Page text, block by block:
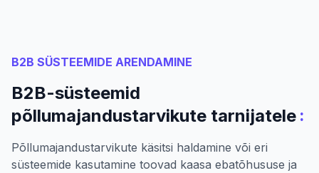
B2B SÜSTEEMIDE ARENDAMINE
B2B-süsteemid
põllumajandustarvikute tarnijatele :
Põllumajandustarvikute käsitsi haldamine või eri
süsteemide kasutamine toovad kaasa ebatõhususe ja